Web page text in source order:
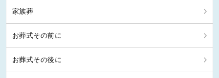
家族葬
お葬式その前に
お葬式その後に